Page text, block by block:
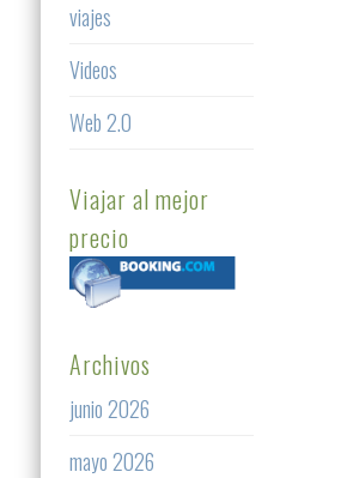
viajes
Videos
Web 2.0
Viajar al mejor
precio
Archivos
junio 2026
mayo 2026